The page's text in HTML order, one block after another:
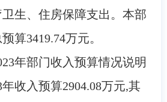
生、住房保障支出。本部
算3419.74万元。
年部门收入预算情况说明
年收入预算2904.08万元,其